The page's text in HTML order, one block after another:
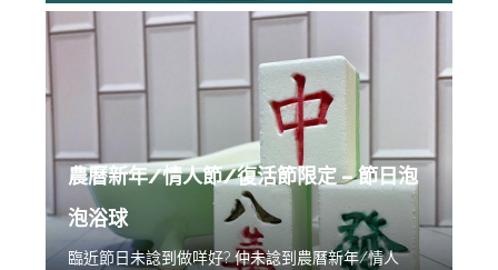
農曆新年/情人節/復活節限定 – 節日泡
泡浴球
臨近節日未諗到做咩好? 仲未諗到農曆新年/情人